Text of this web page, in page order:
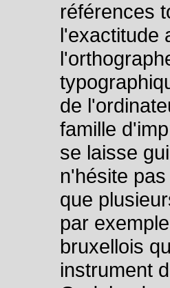
références
l'exactitude
de
famille
se laisse
n'hésite
que
par
bruxellois
instrument